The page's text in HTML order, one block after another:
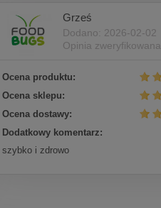
Grześ
Dodano: 2026-02-02
Opinia zweryfikowana
Ocena produktu:
Ocena sklepu:
Ocena dostawy:
Dodatkowy komentarz:
szybko i zdrowo